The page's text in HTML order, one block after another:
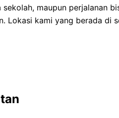
maupun perjalanan
Lokasi kami yang berada